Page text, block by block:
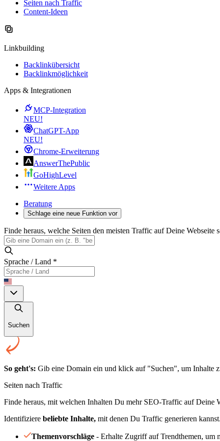
Seiten nach Traffic
Content-Ideen
Linkbuilding
Backlinkübersicht
Backlinkmöglichkeit
Apps & Integrationen
MCP-Integration
NEU!
ChatGPT-App
NEU!
Chrome-Erweiterung
AnswerThePublic
GoHighLevel
Weitere Apps
Beratung
Schlage eine neue Funktion vor
Finde heraus, welche Seiten den meisten Traffic auf Deine Webseite
Sprache / Land *
Suchen
So geht's: Gib eine Domain ein und klick auf "Suchen", um Inhalte
Seiten nach Traffic
Finde heraus, mit welchen Inhalten Du mehr SEO-Traffic auf Deine
Identifiziere beliebte Inhalte, mit denen Du Traffic generieren
Themenvorschläge - Erhalte Zugriff auf Trendthemen, um